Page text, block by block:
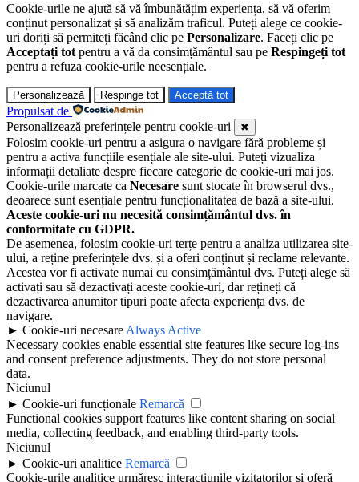
Cookie-urile ne ajută să vă îmbunătățim experiența, să vă oferim
conținut personalizat și să analizăm traficul. Puteți alege ce cookie-
uri doriți să permiteți făcând clic pe Personalizare. Faceți clic pe
Acceptați tot pentru a vă da consimțământul sau pe Respingeți tot
pentru a refuza cookie-urile neesențiale.
Personalizează Respinge tot Acceptă tot
Propulsat de
Personalizează preferințele pentru cookie-uri
✖
Folosim cookie-uri pentru a asigura o navigare fără probleme și
pentru a activa funcțiile esențiale ale site-ului. Puteți vizualiza
informații detaliate despre fiecare categorie de cookie-uri mai jos.
Cookie-urile marcate ca Necesare sunt stocate în browserul dvs.,
deoarece sunt esențiale pentru funcționalitatea de bază a site-ului.
Aceste cookie-uri nu necesită consimțământul dvs. în
conformitate cu GDPR.
De asemenea, folosim cookie-uri terțe pentru a analiza utilizarea site-
ului, a reține preferințele dvs. și a oferi conținut și reclame relevante.
Acestea vor fi activate numai cu consimțământul dvs. Puteți alege să
activați sau să dezactivați aceste cookie-uri, dar rețineți că
dezactivarea anumitor tipuri poate afecta experiența dvs. de
navigare.
► Cookie-uri necesare Always Active
Necessary cookies enable essential site features like secure log-ins
and consent preference adjustments. They do not store personal
data.
Niciunul
► Cookie-uri funcționale Remarcă
Functional cookies support features like content sharing on social
media, collecting feedback, and enabling third-party tools.
Niciunul
► Cookie-uri analitice Remarcă
Cookie-urile analitice urmăresc interacțiunile vizitatorilor și oferă